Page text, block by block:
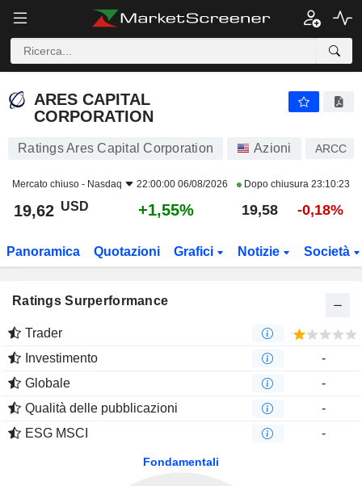
ARES CAPITAL
CORPORATION
Ratings Ares Capital Corporation Azioni ARCC
Mercato chiuso - Nasdaq 22:00:00 06/08/2026 Dopo chiusura 23:10:23
19,62 USD +1,55% 19,58 -0,18%
Panoramica Quotazioni Grafici Notizie Società
Ratings Surperformance
Trader
Investimento
-
Globale
-
Qualità delle pubblicazioni
-
ESG MSCI
-